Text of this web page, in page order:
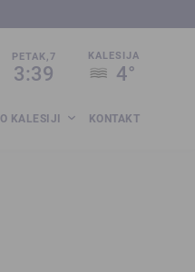
PETAK,7
3:39
KALESIJA
4°
O KALESIJI KONTAKT